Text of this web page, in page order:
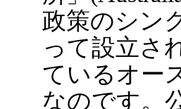
政策のシン
って設立さ
ているオー
なのです。